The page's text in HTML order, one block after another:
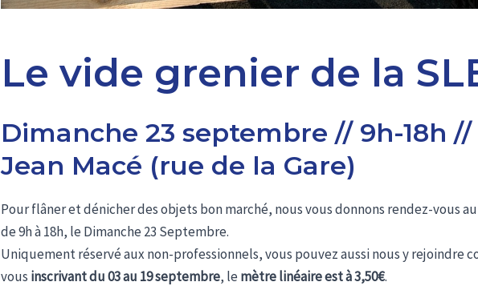
Le vide grenier de la
Dimanche 23 septembre // 9h-18h //
Jean Macé (rue de la Gare)
Pour flâner et dénicher des objets bon marché, nous vous donnons rendez-vous
de 9h à 18h, le Dimanche 23 Septembre.
Uniquement réservé aux non-professionnels, vous pouvez aussi nous y rejoindre
vous inscrivant du 03 au 19 septembre, le mètre linéaire est à 3,50€.